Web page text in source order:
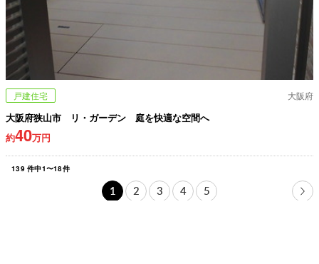
戸建住宅 大阪府
大阪府狭山市 リ・ガーデン 庭を快適な空間へ
約40万円
139件中1〜18件
1 2 3 4 5